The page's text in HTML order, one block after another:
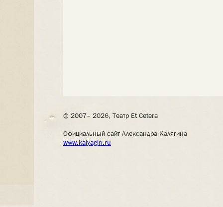
© 2007– 2026, Театр Et Cetera
Официальный сайт Александра Калягина
www.kalyagin.ru